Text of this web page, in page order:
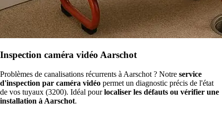
Inspection caméra vidéo Aarschot
Problèmes de canalisations récurrents à Aarschot ? Notre service
d'inspection par caméra vidéo permet un diagnostic précis de l'état
de vos tuyaux (3200). Idéal pourlocaliser les défauts ou vérifier une
installation à Aarschot.